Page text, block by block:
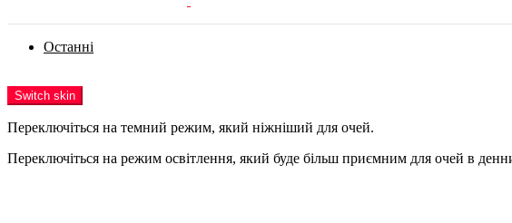
Останні
Switch skin
Переключіться на темний режим, який ніжніший для очей.
Переключіться на режим освітлення, який буде більш приємним для очей в